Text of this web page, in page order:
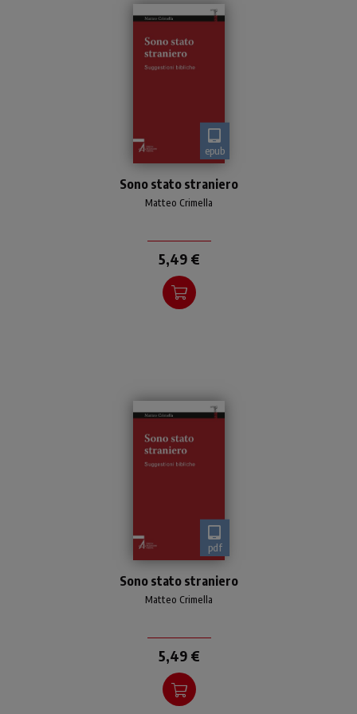
epub
straniero continua ad
essere di scottante
Sono stato straniero
Matteo Crimella
5,49 €
pdf
straniero continua ad
essere di scottante
Sono stato straniero
Matteo Crimella
5,49 €